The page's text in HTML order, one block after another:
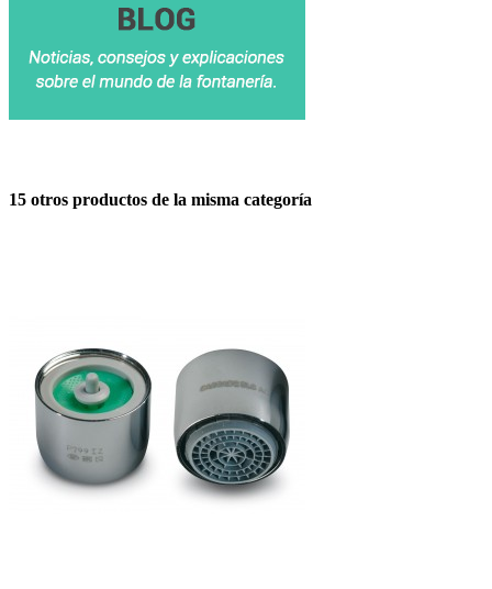
15 otros productos de la misma categoría